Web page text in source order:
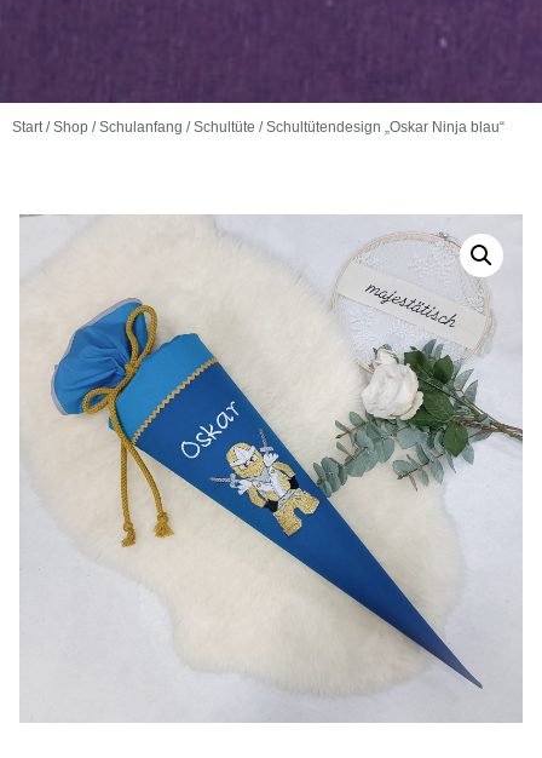
Start /Shop /Schulanfang /Schultüte / Schultütendesign „Oskar Ninja blau“